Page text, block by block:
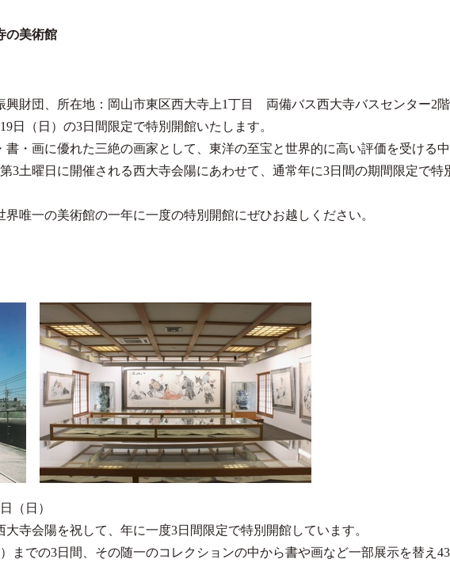
の美術館
財団、所在地：岡山市東区西大寺上1丁目 両備バス西大寺バスセンター2階
日（日）の3日間限定で特別開館いたします。
・画に優れた三絶の画家として、東洋の至宝と世界的に高い評価を受ける中
3土曜日に開催される西大寺会陽にあわせて、通常年に3日間の期間限定で特
界唯一の美術館の一年に一度の特別開館にぜひお越しください。
（日）
寺会陽を祝して、年に一度3日間限定で特別開館しています。
までの3日間、その随一のコレクションの中から書や画など一部展示を替え